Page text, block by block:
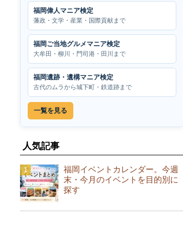
福岡偉人マニア検定
藩政・文学・産業・国際貢献まで
福岡ご当地グルメマニア検定
大牟田・柳川・門司港・田川まで
福岡遺跡・遺構マニア検定
古代のムラから城下町・鉄道跡まで
一覧を見る
人気記事
福岡イベントカレンダー。今週
末・今月のイベントを目的別に
探す